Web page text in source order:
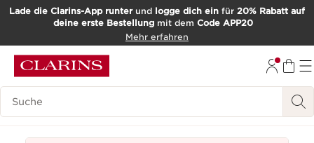
WEITER ZUM INHALT
Lade die Clarins-App runterund logge dich ein für 20% Rabatt auf
deine erste Bestellungmit dem Code APP20
Mehr erfahren
Such-Historie